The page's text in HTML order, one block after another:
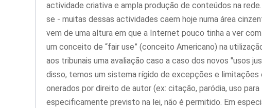
actividade criativa e ampla produção de conteúdos na
se - muitas dessas actividades caem hoje numa área
vem de uma altura em que a Internet pouco tinha a ver
um conceito de “fair use” (conceito Americano) na
aos tribunais uma avaliação caso a caso dos novos "usos
disso, temos um sistema rígido de excepções e
onerados por direito de autor (ex: citação, paródia, uso
especificamente previsto na lei, não é permitido. Em